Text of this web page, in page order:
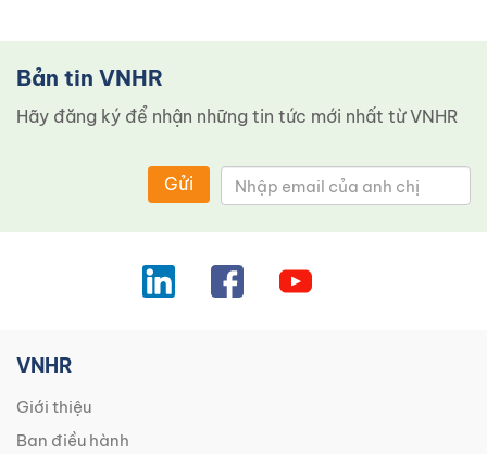
Bản tin VNHR
Hãy đăng ký để nhận những tin tức mới nhất từ ​​VNHR
Gửi
VNHR
Giới thiệu
Ban điều hành